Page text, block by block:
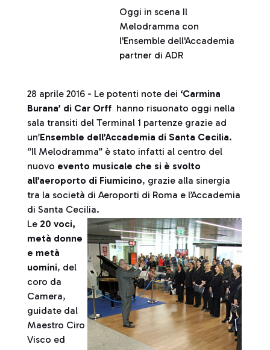
Oggi in scena Il
Melodramma con
l'Ensemble dell'Accademia
partner di ADR
28 aprile 2016 - Le potenti note dei ‘Carmina
Burana’ di Car Orff hanno risuonato oggi nella
sala transiti del Terminal 1 partenze grazie ad
un’Ensemble dell’Accademia di Santa Cecilia.
‘’Il Melodramma’’ è stato infatti al centro del
nuovo evento musicale che si è svolto
all’aeroporto di Fiumicino, grazie alla sinergia
tra la società di Aeroporti di Roma e l’Accademia
di Santa Cecilia.
Le 20 voci,
metà donne
e metà
uomini, del
coro da
Camera,
guidate dal
Maestro Ciro
Visco ed